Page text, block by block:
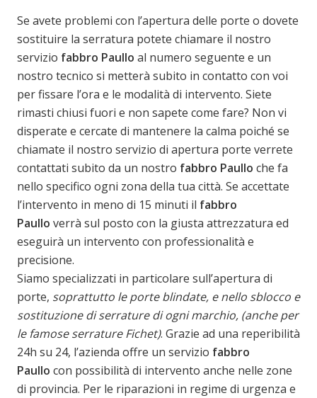
Se avete problemi con l’apertura delle porte o dovete
sostituire la serratura potete chiamare il nostro
servizio fabbro Paullo al numero seguente e un
nostro tecnico si metterà subito in contatto con voi
per fissare l’ora e le modalità di intervento. Siete
rimasti chiusi fuori e non sapete come fare? Non vi
disperate e cercate di mantenere la calma poiché se
chiamate il nostro servizio di apertura porte verrete
contattati subito da un nostro fabbro Paullo che fa
nello specifico ogni zona della tua città. Se accettate
l’intervento in meno di 15 minuti il fabbro
Paullo verrà sul posto con la giusta attrezzatura ed
eseguirà un intervento con professionalità e
precisione.
Siamo specializzati in particolare sull’apertura di
porte, soprattutto le porte blindate, e nello sblocco e
sostituzione di serrature di ogni marchio, (anche per
le famose serrature Fichet). Grazie ad una reperibilità
24h su 24, l’azienda offre un servizio fabbro
Paullo con possibilità di intervento anche nelle zone
di provincia. Per le riparazioni in regime di urgenza e